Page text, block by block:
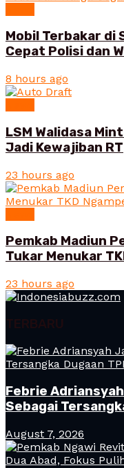
Mobil Terbakar di
Cepat Polisi dan
8 hours ago
LSM Walidasa
Jadi Kewajiban RT
23 hours ago
Pemkab Madiun
Tukar Menukar
23 hours ago
TERBARU
Febrie
Sebagai
August 7, 2026